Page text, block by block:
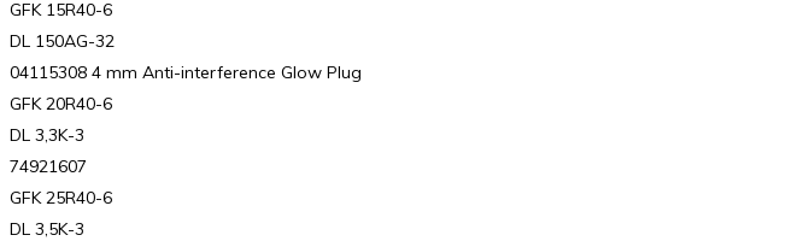
GFK 15R40-6
DL 150AG-32
04115308 4 mm Anti-interference Glow Plug
GFK 20R40-6
DL 3,3K-3
74921607
GFK 25R40-6
DL 3,5K-3